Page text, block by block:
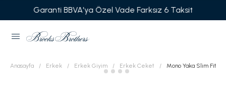
Garanti BBVA'ya Özel Vade Farksız 6 Taksit
Anasayfa Erkek Erkek Giyim Erkek Ceket Mono Yaka Slim Fit